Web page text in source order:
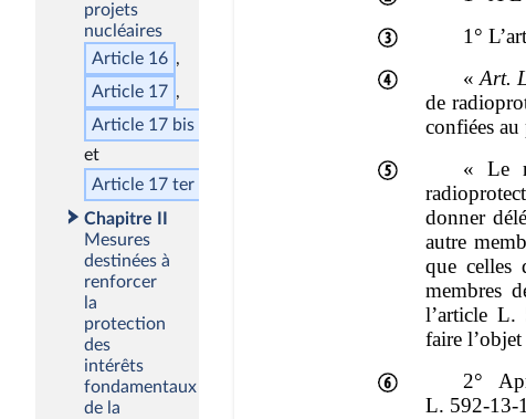
projets
nucléaires
Article 16
Article 17
Article 17 bis
Article 17 ter
Chapitre II
Mesures
destinées à
renforcer
la
protection
des
intérêts
fondamentaux
de la